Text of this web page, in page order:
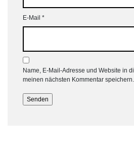
E-Mail *
Name, E-Mail-Adresse und Website in
meinen nächsten Kommentar speichern.